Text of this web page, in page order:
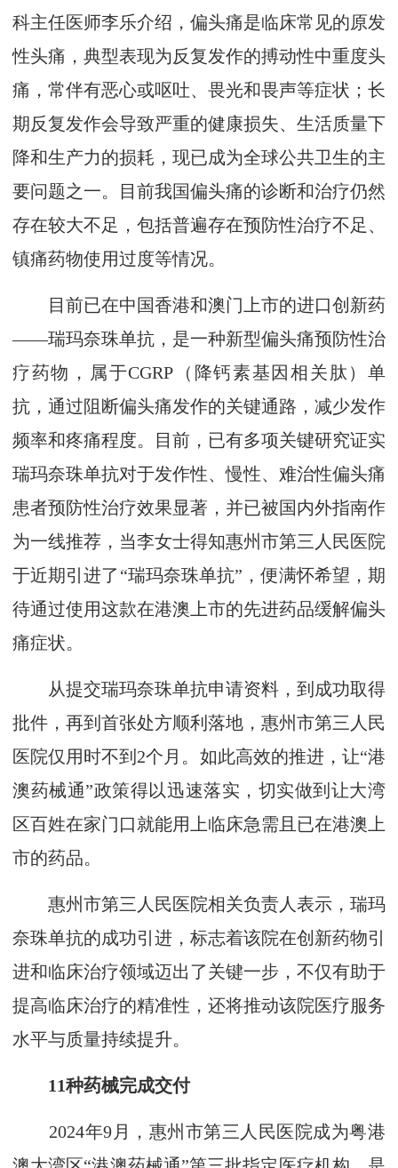
科主任医师李乐介绍，偏头痛是临床常见的原发
性头痛，典型表现为反复发作的搏动性中重度头
痛，常伴有恶心或呕吐、畏光和畏声等症状；长
期反复发作会导致严重的健康损失、生活质量下
降和生产力的损耗，现已成为全球公共卫生的主
要问题之一。目前我国偏头痛的诊断和治疗仍然
存在较大不足，包括普遍存在预防性治疗不足、
镇痛药物使用过度等情况。
目前已在中国香港和澳门上市的进口创新药
——瑞玛奈珠单抗，是一种新型偏头痛预防性治
疗药物，属于CGRP（降钙素基因相关肽）单
抗，通过阻断偏头痛发作的关键通路，减少发作
频率和疼痛程度。目前，已有多项关键研究证实
瑞玛奈珠单抗对于发作性、慢性、难治性偏头痛
患者预防性治疗效果显著，并已被国内外指南作
为一线推荐，当李女士得知惠州市第三人民医院
于近期引进了“瑞玛奈珠单抗”，便满怀希望，期
待通过使用这款在港澳上市的先进药品缓解偏头
痛症状。
从提交瑞玛奈珠单抗申请资料，到成功取得
批件，再到首张处方顺利落地，惠州市第三人民
医院仅用时不到2个月。如此高效的推进，让“港
澳药械通”政策得以迅速落实，切实做到让大湾
区百姓在家门口就能用上临床急需且已在港澳上
市的药品。
惠州市第三人民医院相关负责人表示，瑞玛
奈珠单抗的成功引进，标志着该院在创新药物引
进和临床治疗领域迈出了关键一步，不仅有助于
提高临床治疗的精准性，还将推动该院医疗服务
水平与质量持续提升。
11种药械完成交付
2024年9月，惠州市第三人民医院成为粤港